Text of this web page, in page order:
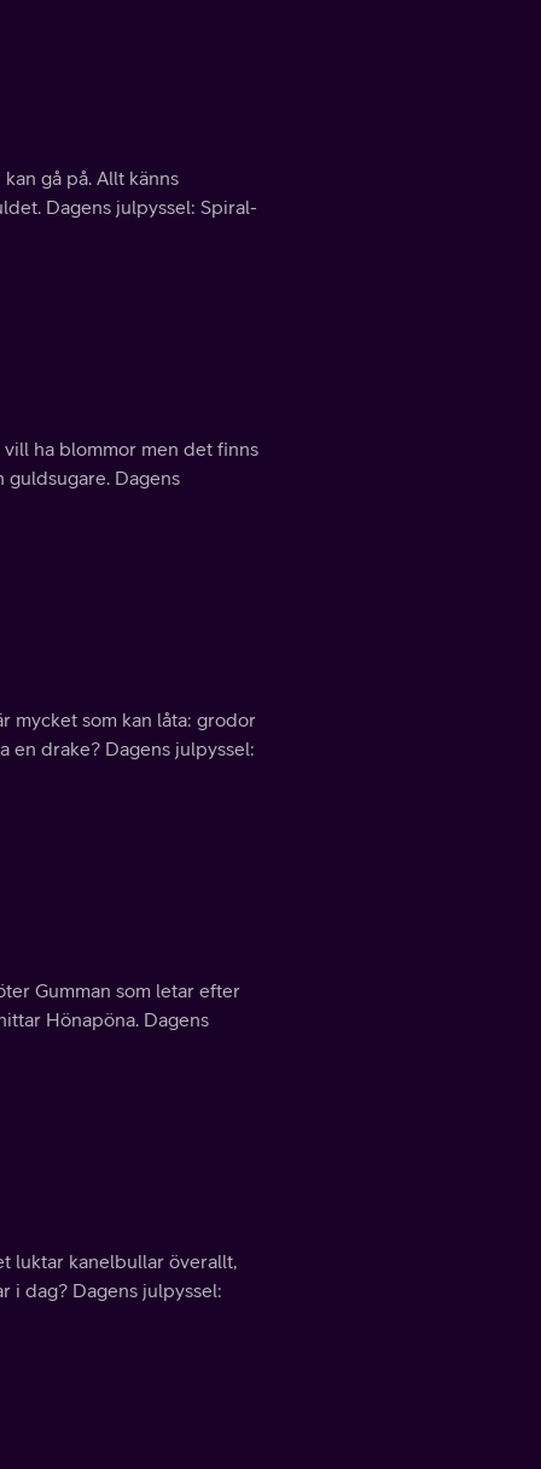
gå på. Allt känns
Dagens julpyssel: Spiral-
ha blommor men det finns
guldsugare. Dagens
mycket som kan låta: grodor
en drake? Dagens julpyssel:
Gumman som letar efter
Hönapöna. Dagens
luktar kanelbullar överallt,
i dag? Dagens julpyssel: